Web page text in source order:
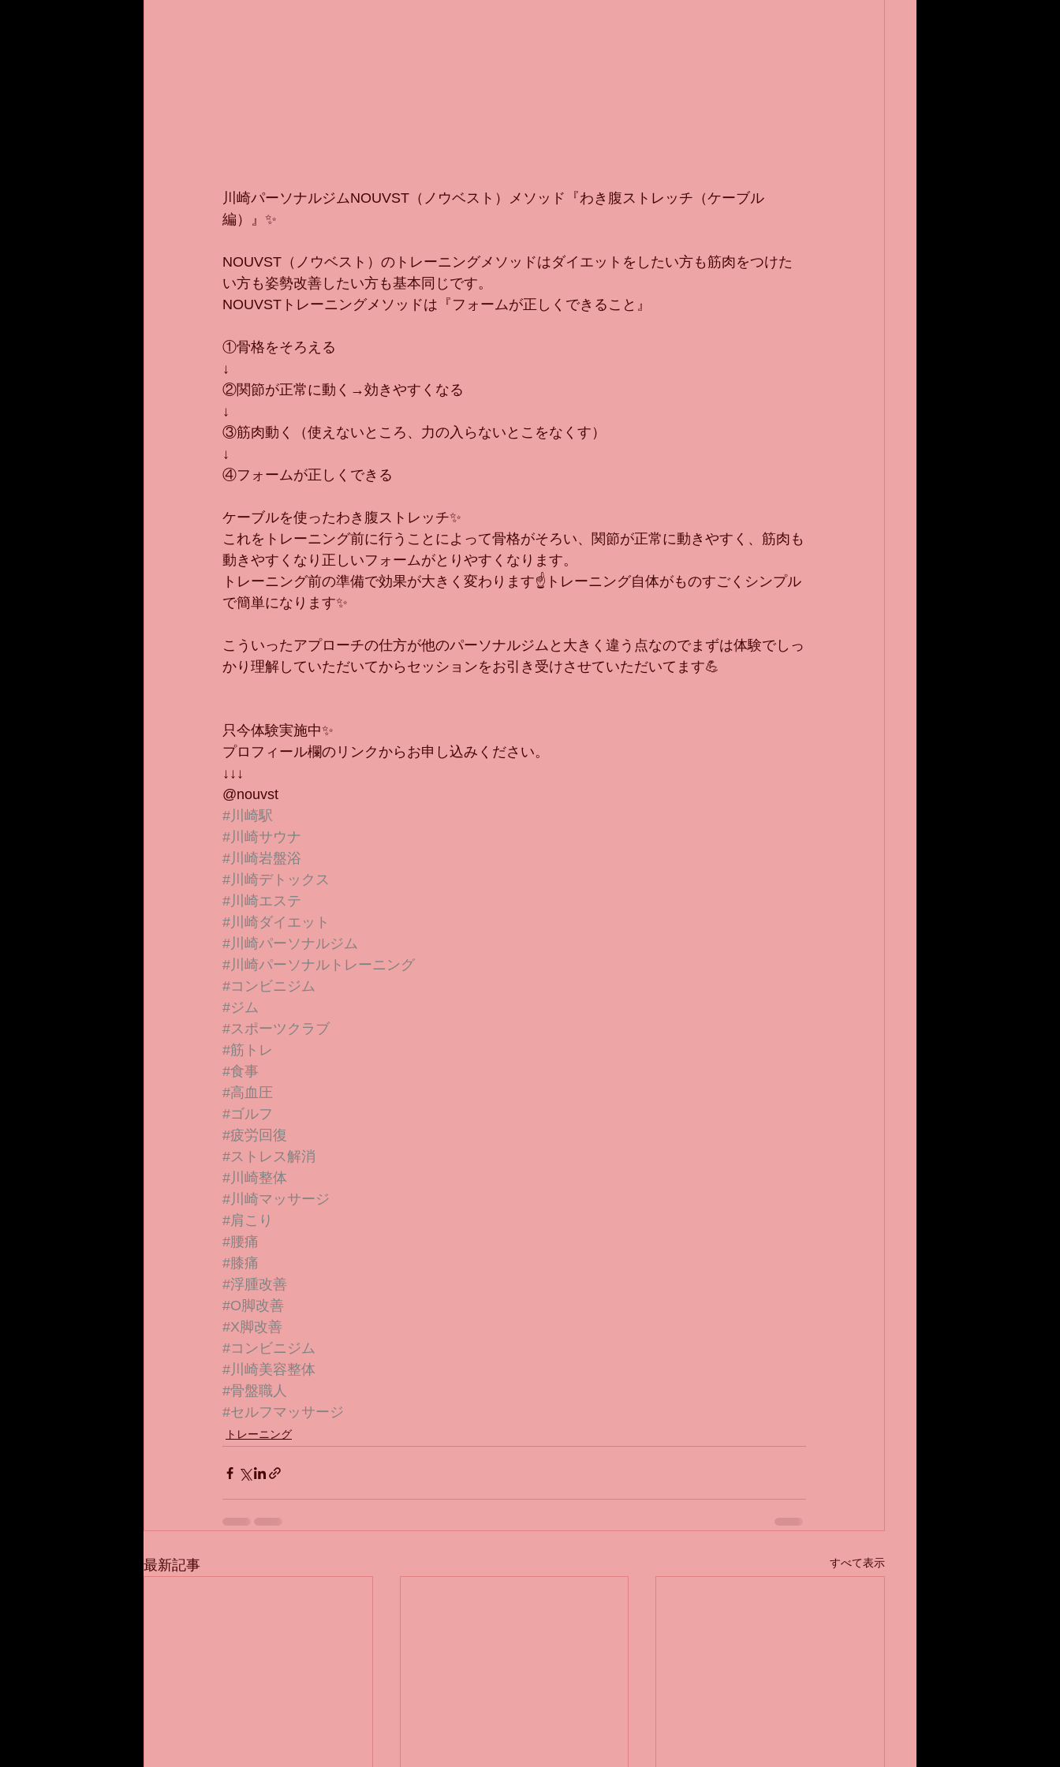
川崎パーソナルジムNOUVST（ノウベスト）メソッド『わき腹ストレッチ（ケーブル
編）』✨
NOUVST（ノウベスト）のトレーニングメソッドはダイエットをしたい方も筋肉をつけた
い方も姿勢改善したい方も基本同じです。
NOUVSTトレーニングメソッドは『フォームが正しくできること』
①骨格をそろえる
↓
②関節が正常に動く→効きやすくなる
↓
③筋肉動く（使えないところ、力の入らないとこをなくす）
↓
④フォームが正しくできる
ケーブルを使ったわき腹ストレッチ✨
これをトレーニング前に行うことによって骨格がそろい、関節が正常に動きやすく、筋肉も
動きやすくなり正しいフォームがとりやすくなります。
トレーニング前の準備で効果が大きく変わります☝️トレーニング自体がものすごくシンプル
で簡単になります✨
こういったアプローチの仕方が他のパーソナルジムと大きく違う点なのでまずは体験でしっ
かり理解していただいてからセッションをお引き受けさせていただいてます💪
只今体験実施中✨
プロフィール欄のリンクからお申し込みください。
↓↓↓
@nouvst
#川崎駅
#川崎サウナ
#川崎岩盤浴
#川崎デトックス
#川崎エステ
#川崎ダイエット
#川崎パーソナルジム
#川崎パーソナルトレーニング
#コンビニジム
#ジム
#スポーツクラブ
#筋トレ
#食事
#高血圧
#ゴルフ
#疲労回復
#ストレス解消
#川崎整体
#川崎マッサージ
#肩こり
#腰痛
#膝痛
#浮腫改善
#O脚改善
#X脚改善
#コンビニジム
#川崎美容整体
#骨盤職人
#セルフマッサージ
トレーニング
最新記事 すべて表示